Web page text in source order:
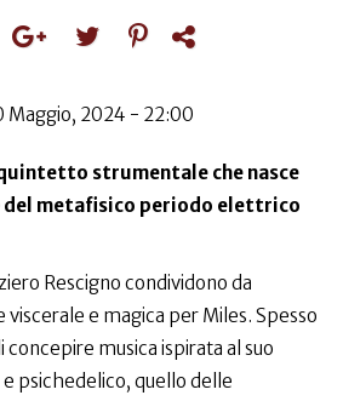
Maggio, 2024 - 22:00
strumentale che nasce
del metafisico periodo elettrico
Rescigno condividono da
viscerale e magica per Miles. Spesso
musica ispirata al suo
psichedelico, quello delle